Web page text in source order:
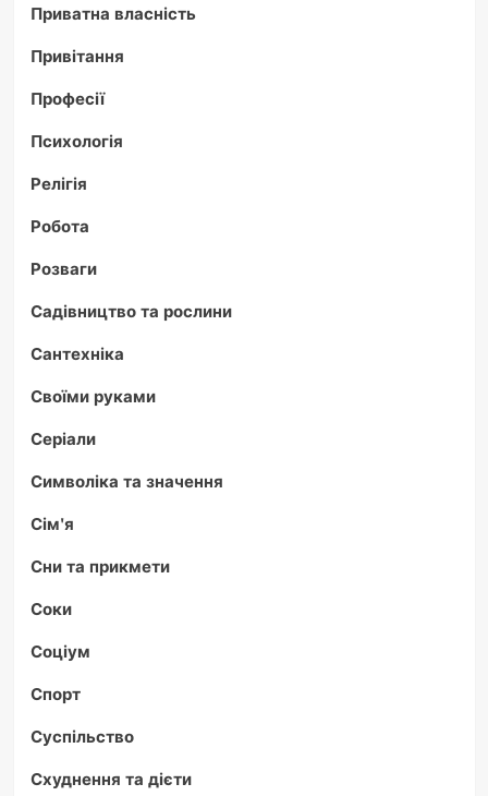
Приватна власність
Привітання
Професії
Психологія
Релігія
Робота
Розваги
Садівництво та рослини
Сантехніка
Своїми руками
Серіали
Символіка та значення
Сім'я
Сни та прикмети
Соки
Соціум
Спорт
Суспільство
Схуднення та дієти